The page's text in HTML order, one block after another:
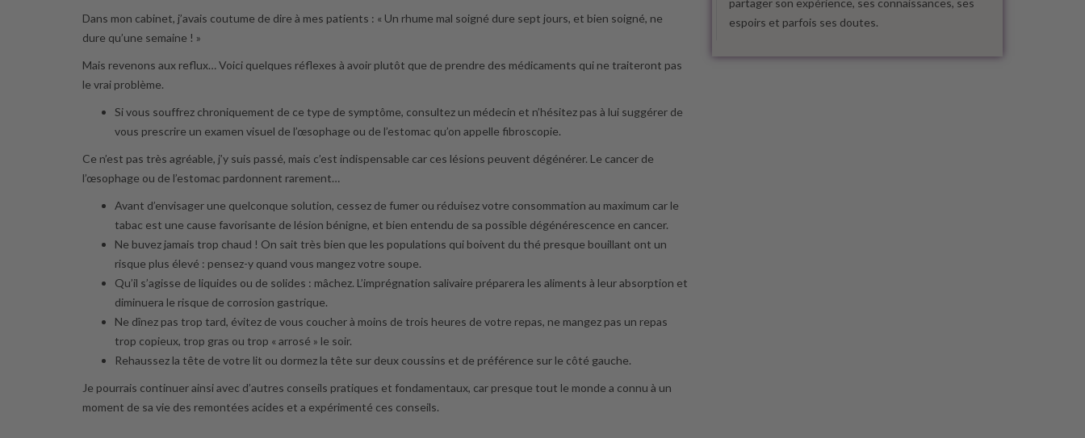
Dans mon cabinet, j’avais coutume de dire à mes patients : « Un rhume mal soigné dure sept jours, et bien soigné, ne
dure qu’une semaine ! »
Mais revenons aux reflux… Voici quelques réflexes à avoir plutôt que de prendre des médicaments qui ne traiteront pas
le vrai problème.
Si vous souffrez chroniquement de ce type de symptôme, consultez un médecin et n’hésitez pas à lui suggérer de
vous prescrire un examen visuel de l’œsophage ou de l’estomac qu’on appelle fibroscopie.
Ce n’est pas très agréable, j’y suis passé, mais c’est indispensable car ces lésions peuvent dégénérer. Le cancer de
l’œsophage ou de l’estomac pardonnent rarement…
Avant d’envisager une quelconque solution, cessez de fumer ou réduisez votre consommation au maximum car le
tabac est une cause favorisante de lésion bénigne, et bien entendu de sa possible dégénérescence en cancer.
Ne buvez jamais trop chaud ! On sait très bien que les populations qui boivent du thé presque bouillant ont un
risque plus élevé : pensez-y quand vous mangez votre soupe.
Qu’il s’agisse de liquides ou de solides : mâchez. L’imprégnation salivaire préparera les aliments à leur absorption et
diminuera le risque de corrosion gastrique.
Ne dînez pas trop tard, évitez de vous coucher à moins de trois heures de votre repas, ne mangez pas un repas
trop copieux, trop gras ou trop « arrosé » le soir.
Rehaussez la tête de votre lit ou dormez la tête sur deux coussins et de préférence sur le côté gauche.
Je pourrais continuer ainsi avec d’autres conseils pratiques et fondamentaux, car presque tout le monde a connu à un
moment de sa vie des remontées acides et a expérimenté ces conseils.
partager son expérience, ses connaissances, ses
espoirs et parfois ses doutes.